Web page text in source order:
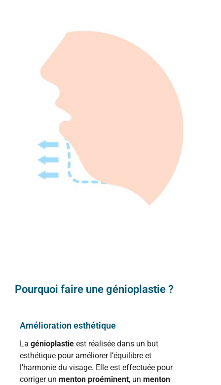
Pourquoi faire une génioplastie ?
Amélioration esthétique
La génioplastie est réalisée dans un but
esthétique pour améliorer l’équilibre et
l’harmonie du visage. Elle est effectuée pour
corriger un menton proéminent, un menton